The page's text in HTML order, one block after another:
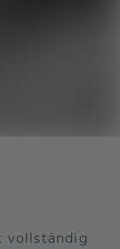
vollständig